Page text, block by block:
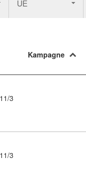
UE
Kampagne
2026 -
3
2026 -
3